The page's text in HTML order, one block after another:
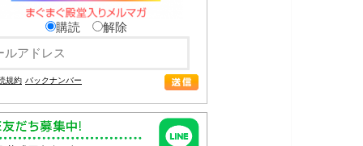
購読 解除
規約 バックナンバー